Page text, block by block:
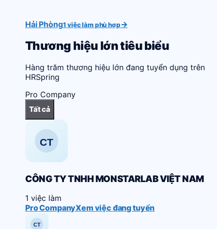
Hải Phòng1 việc làm phù hợp→
Thương hiệu lớn tiêu biểu
Hàng trăm thương hiệu lớn đang tuyển dụng trên
HRSpring
Pro Company
Tất cả
CÔNG TY TNHH MONSTARLAB VIỆT NAM
1 việc làm
Pro CompanyXem việc đang tuyển